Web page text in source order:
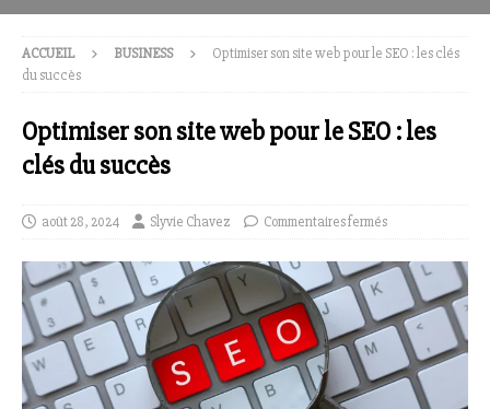
ACCUEIL BUSINESS
Optimiser son site web pour le SEO : les clés
du succès
Optimiser son site web pour le SEO : les
clés du succès
août 28, 2024 Slyvie Chavez Commentaires fermés